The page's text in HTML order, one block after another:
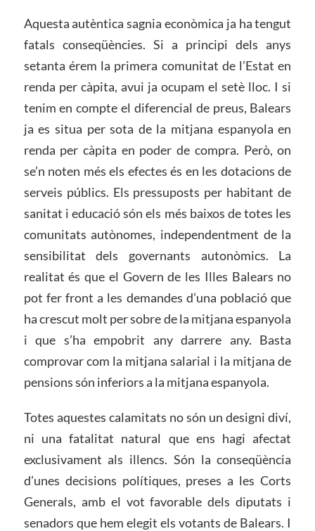
Aquesta autèntica sagnia econòmica ja ha tengut
fatals conseqüències. Si a principi dels anys
setanta érem la primera comunitat de l’Estat en
renda per càpita, avui ja ocupam el setè lloc. I si
tenim en compte el diferencial de preus, Balears
ja es situa per sota de la mitjana espanyola en
renda per càpita en poder de compra. Però, on
se’n noten més els efectes és en les dotacions de
serveis públics. Els pressuposts per habitant de
sanitat i educació són els més baixos de totes les
comunitats autònomes, independentment de la
sensibilitat dels governants autonòmics. La
realitat és que el Govern de les Illes Balears no
pot fer front a les demandes d’una població que
ha crescut molt per sobre de la mitjana espanyola
i que s’ha empobrit any darrere any. Basta
comprovar com la mitjana salarial i la mitjana de
pensions són inferiors a la mitjana espanyola.
Totes aquestes calamitats no són un designi diví,
ni una fatalitat natural que ens hagi afectat
exclusivament als illencs. Són la conseqüència
d’unes decisions polítiques, preses a les Corts
Generals, amb el vot favorable dels diputats i
senadors que hem elegit els votants de Balears. I